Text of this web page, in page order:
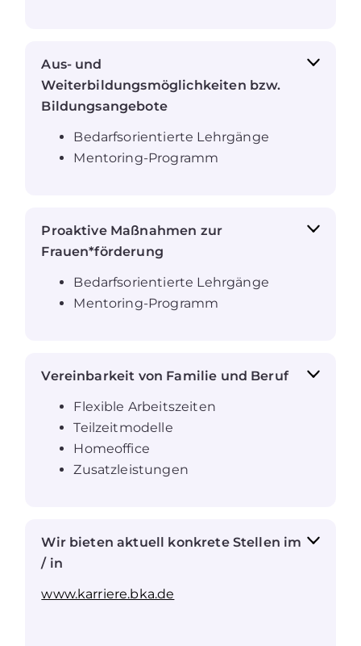
Aus- und
Weiterbildungsmöglichkeiten bzw.
Bildungsangebote
Bedarfsorientierte Lehrgänge
Mentoring-Programm
Proaktive Maßnahmen zur
Frauen*förderung
Bedarfsorientierte Lehrgänge
Mentoring-Programm
Vereinbarkeit von Familie und Beruf
Flexible Arbeitszeiten
Teilzeitmodelle
Homeoffice
Zusatzleistungen
Wir bieten aktuell konkrete Stellen im
/ in
www.karriere.bka.de